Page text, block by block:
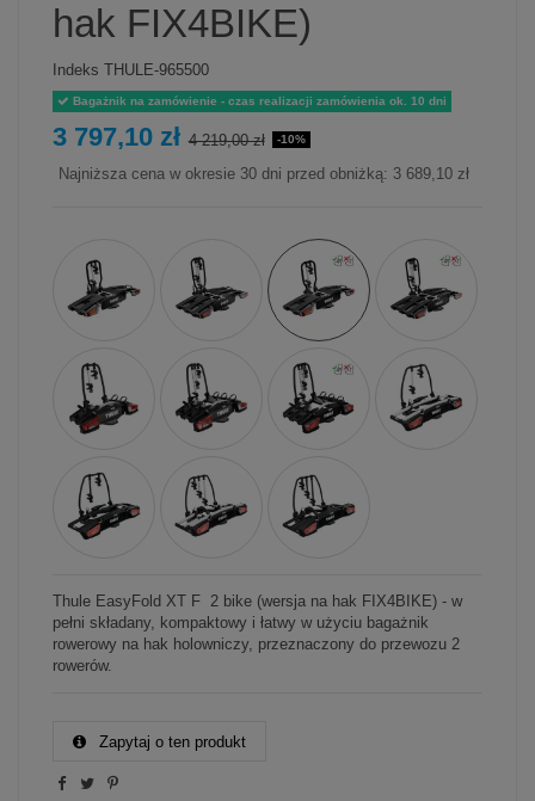
hak FIX4BIKE)
Indeks THULE-965500
Bagażnik na zamówienie - czas realizacji zamówienia ok. 10 dni
3 797,10 zł 4 219,00 zł -10%
Najniższa cena w okresie 30 dni przed obniżką: 3 689,10 zł
Thule EasyFold XT F 2 bike (wersja na hak FIX4BIKE) - w
pełni składany, kompaktowy i łatwy w użyciu bagażnik
rowerowy na hak holowniczy, przeznaczony do przewozu 2
rowerów.
Zapytaj o ten produkt